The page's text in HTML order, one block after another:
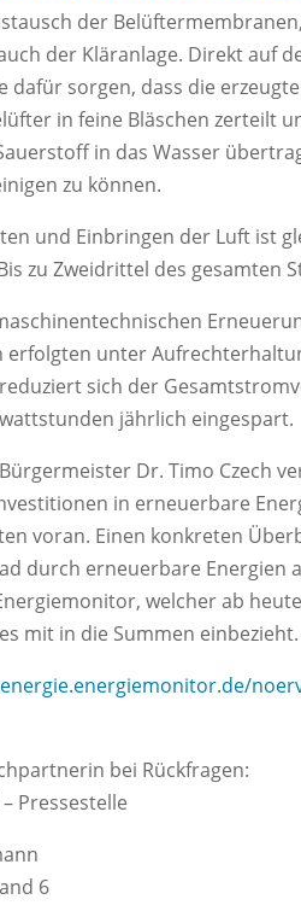
der
der Kläranlage. Direkt auf
dafür sorgen, dass die
in feine Bläschen zerteilt
in das Wasser
zu können.
und Einbringen der Luft ist
zu Zweidrittel des gesamten
erfolgten unter
sich der
jährlich eingespart.
Dr. Timo Czech
in erneuerbare
voran. Einen konkreten
durch erneuerbare Energien
welcher ab
mit in die Summen
bei Rückfragen:
Pressestelle
6